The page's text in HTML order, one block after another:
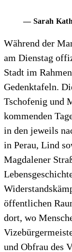
— Sarah
Während der
am Dienstag
Stadt im
Gedenktafeln.
Tschofenig und
kommenden
in den jeweils
in Perau, Lind
Magdalener
öffentlichen
dort, wo
und Obfrau des